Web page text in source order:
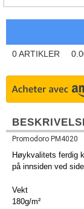
0ARTIKLER
Promodoro PM4020
Høykvalitets ferdig
på innsiden ved
Vekt
180g/m²